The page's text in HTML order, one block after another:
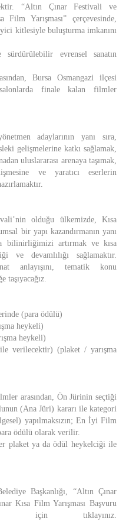
“Altın Çınar Festivali ve
Film Yarışması” çerçevesinde,
kitlesiyle buluşturma imkanını
sürdürülebilir evrensel sanatın
Bursa Osmangazi ilçesi
finale kalan filmler
adaylarının yanı sıra,
gelişmelerine katkı sağlamak,
uluslararası arenaya taşımak,
ve yaratıcı eserlerin
olduğu ülkemizde, Kısa
bir yapı kazandırmanın yanı
bilinirliğimizi artırmak ve kısa
ve devamlılığı sağlamaktır.
anlayışını, tematik konu
taşıyacağız.
(para ödülü)
heykeli)
heykeli)
verilecektir) (plaket / yarışma
arasından, Ön Jürinin seçtiği
(Ana Jüri) kararı ile kategori
yapılmaksızın; En İyi Film
ödülü olarak verilir.
plaket ya da ödül heykelciği ile
Başkanlığı, “Altın Çınar
Kısa Film Yarışması Başvuru
için tıklayınız.